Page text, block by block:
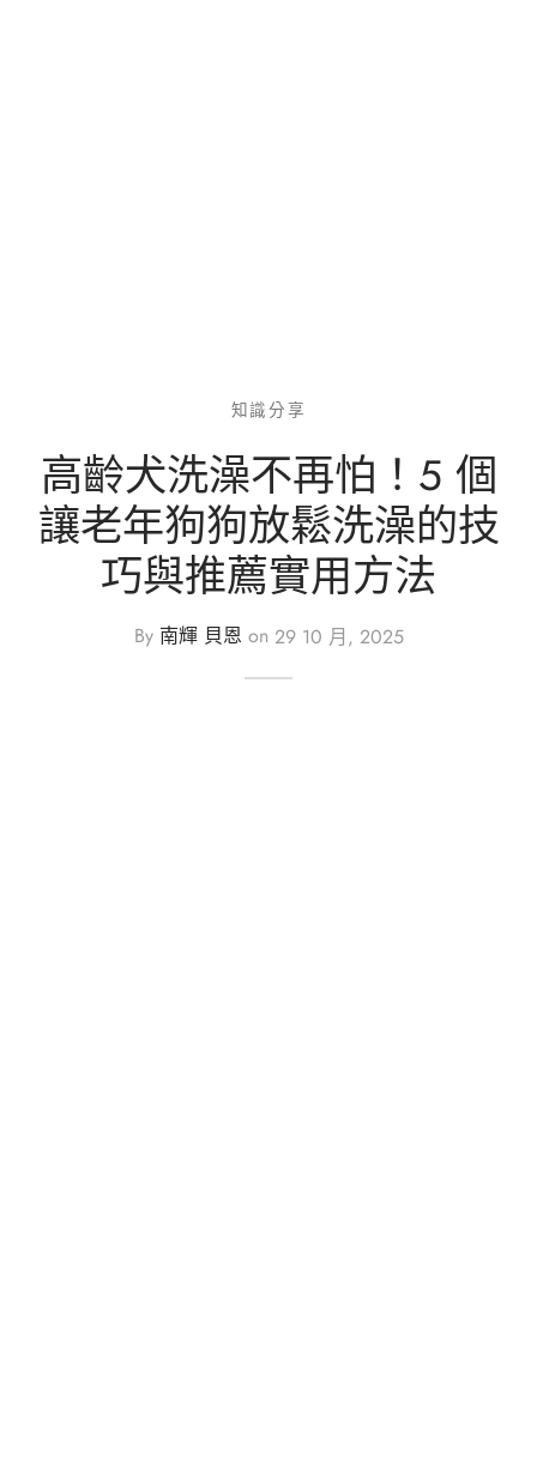
知識分享
高齡犬洗澡不再怕！5 個
讓老年狗狗放鬆洗澡的技
巧與推薦實用方法
By 南輝 貝恩 on 29 10 月, 2025